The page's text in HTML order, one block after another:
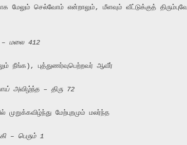
மேலும் செல்வோம் என்றாலும், மீளவும் வீட்டுக்குத்
– மலை 412
நீங்க), புத்துணர்வுபெற்றவர் ஆவீர்
அவிழ்ந்த – திரு 72
மேற்புறமும் மலர்ந்த
– பெரும் 1